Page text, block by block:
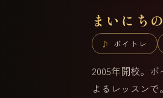
まいにち
ボイトレ
2005年開校。
よるレッスン